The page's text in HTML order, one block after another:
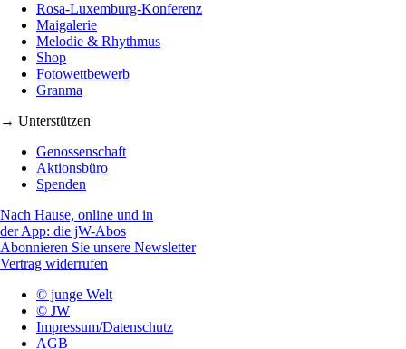
Rosa-Luxemburg-Konferenz
Maigalerie
Melodie & Rhythmus
Shop
Fotowettbewerb
Granma
→ Unterstützen
Genossenschaft
Aktionsbüro
Spenden
Nach Hause, online und in
der App: die jW-Abos
Abonnieren Sie unsere Newsletter
Vertrag widerrufen
© junge Welt
© JW
Impressum/Datenschutz
AGB